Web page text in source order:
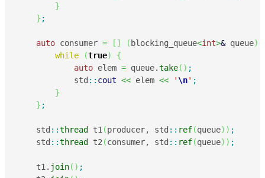
}
} ;
auto consumer = [ ] ( blocking_queue<int>& queue)
while
(true)
{
auto elem = queue.take( ) ;
            std
:: cout << elem << ' \n' ;
}
} ;
    std
::thread t1 (producer, std :: ref(queue) ) ;
    std
::thread t2 (consumer, std :: ref(queue) ) ;
    t1.
join( ) ;